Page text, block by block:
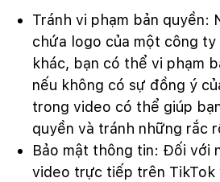
Tránh vi phạm bản quyền:
chứa logo của một công ty
khác, bạn có thể vi phạm
nếu không có sự đồng ý
trong video có thể giúp
quyền và tránh những rắc
Bảo mật thông tin: Đối với
video trực tiếp trên TikTok